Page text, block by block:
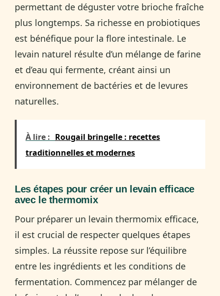
permettant de déguster votre brioche fraîche
plus longtemps. Sa richesse en probiotiques
est bénéfique pour la flore intestinale. Le
levain naturel résulte d’un mélange de farine
et d’eau qui fermente, créant ainsi un
environnement de bactéries et de levures
naturelles.
À lire : Rougail bringelle : recettes
traditionnelles et modernes
Les étapes pour créer un levain efficace
avec le thermomix
Pour préparer un levain thermomix efficace,
il est crucial de respecter quelques étapes
simples. La réussite repose sur l’équilibre
entre les ingrédients et les conditions de
fermentation. Commencez par mélanger de